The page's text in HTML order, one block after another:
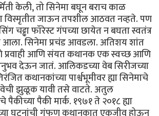
केली, तो सिनेमा बघून बराच काळ
विस्मृतीत जाऊन तपशील आठवत नव्हते. पण
चढ्ढा फॉरेस्ट गंपच्या छायेत न बघता स्वतंत्र
आला. सिनेमा प्रचंड आवडला. अतिशय शांत
प्रवाही आणि संयत कथानक एक स्वच्छ आणि
देऊन जातं. आलिकडच्या वेब सिरीजच्या
कथानकांच्या पार्श्वभूमीवर ह्या सिनेमाचे
झुळूक यावी तसे वाटते. अतुल
पैकी मार्क. १९७१ ते २०१८ ह्या